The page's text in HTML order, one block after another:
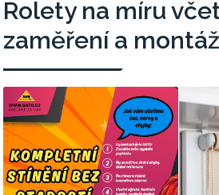
Rolety na míru
zaměření a